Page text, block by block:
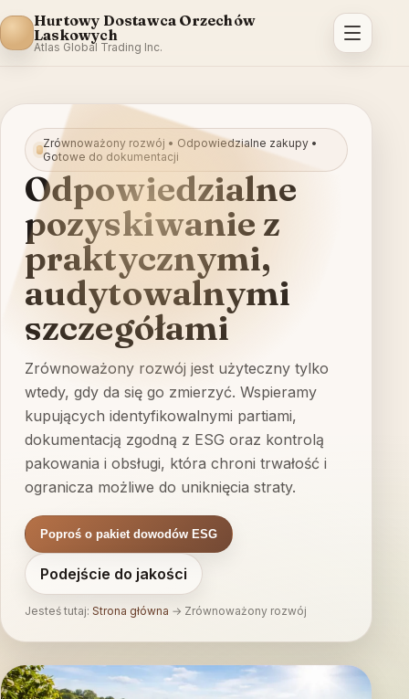
Hurtowy Dostawca Orzechów
Laskowych
Atlas Global Trading Inc.
Zrównoważony rozwój • Odpowiedzialne zakupy •
Gotowe do dokumentacji
Odpowiedzialne
pozyskiwanie z
praktycznymi,
audytowalnymi
szczegółami
Zrównoważony rozwój jest użyteczny tylko
wtedy, gdy da się go zmierzyć. Wspieramy
kupujących identyfikowalnymi partiami,
dokumentacją zgodną z ESG oraz kontrolą
pakowania i obsługi, która chroni trwałość i
ogranicza możliwe do uniknięcia straty.
Poproś o pakiet dowodów ESG
Podejście do jakości
Jesteś tutaj: Strona główna → Zrównoważony rozwój